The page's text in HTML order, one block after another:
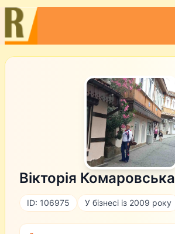
Вікторія Комаровська
ID: 106975 У бізнесі із 2009 року